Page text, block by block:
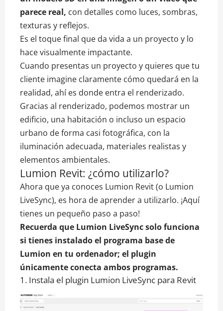
parece real, con detalles como luces, sombras,
texturas y reflejos.
Es el toque final que da vida a un proyecto y lo
hace visualmente impactante.
Cuando presentas un proyecto y quieres que tu
cliente imagine claramente cómo quedará en la
realidad, ahí es donde entra el renderizado.
Gracias al renderizado, podemos mostrar un
edificio, una habitación o incluso un espacio
urbano de forma casi fotográfica, con la
iluminación adecuada, materiales realistas y
elementos ambientales.
Lumion Revit: ¿cómo utilizarlo?
Ahora que ya conoces Lumion Revit (o Lumion
LiveSync), es hora de aprender a utilizarlo. ¡Aquí
tienes un pequeño paso a paso!
Recuerda que Lumion LiveSync solo funciona
si tienes instalado el programa base de
Lumion en tu ordenador; el plugin
únicamente conecta ambos programas.
1. Instala el plugin Lumion LiveSync para Revit